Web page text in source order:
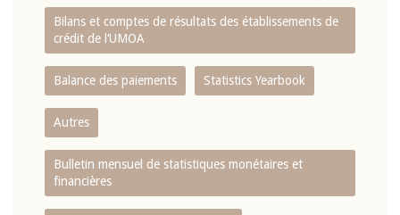
Bilans et comptes de résultats des établissements de
crédit de l‘UMOA
Balance des paiements Statistics Yearbook
Autres
Bulletin mensuel de statistiques monétaires et
financières